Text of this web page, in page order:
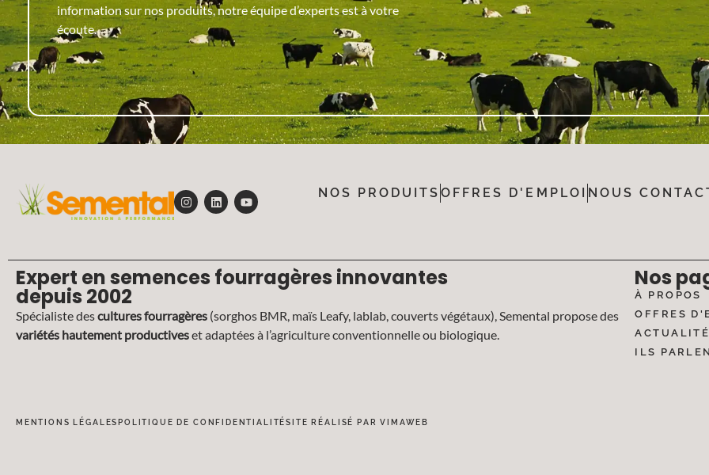
information sur nos produits, notre équipe d’experts est à votre
écoute.
NOS PRODUITS OFFRES D'EMPLOI NOUS
Expert en semences fourragères innovantes
depuis 2002
Spécialiste descultures fourragères (sorghos BMR, maïs Leafy, lablab, couverts végétaux), Semental propose des
variétés hautement productiveset adaptées à l’agriculture conventionnelle ou biologique.
Nos
À PROPOS
OFFRES
ILS
MENTIONS LÉGALES POLITIQUE DE CONFIDENTIALITÉSITE RÉALISÉ PAR VIMAWEB